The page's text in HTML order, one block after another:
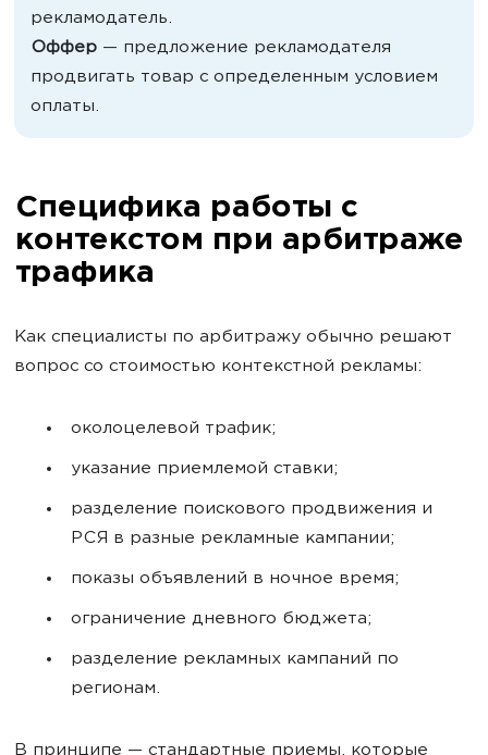
рекламодатель.
Оффер — предложение рекламодателя
продвигать товар с определенным условием
оплаты.
Специфика работы с
контекстом при арбитраже
трафика
Как специалисты по арбитражу обычно решают
вопрос со стоимостью контекстной рекламы:
околоцелевой трафик;
указание приемлемой ставки;
разделение поискового продвижения и
РСЯ в разные рекламные кампании;
показы объявлений в ночное время;
ограничение дневного бюджета;
разделение рекламных кампаний по
регионам.
В принципе — стандартные приемы, которые